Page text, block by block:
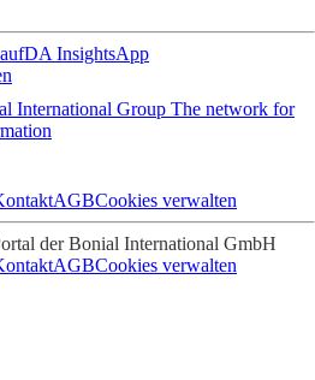
InsightsApp
International Group The network for
AGBCookies verwalten
der Bonial International GmbH
AGBCookies verwalten